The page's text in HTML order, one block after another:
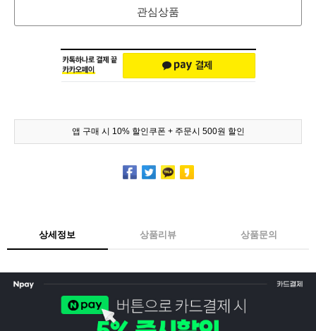
관심상품
앱 구매 시 10% 할인쿠폰 + 주문시 500원 할인
상세정보 상품리뷰 상품문의